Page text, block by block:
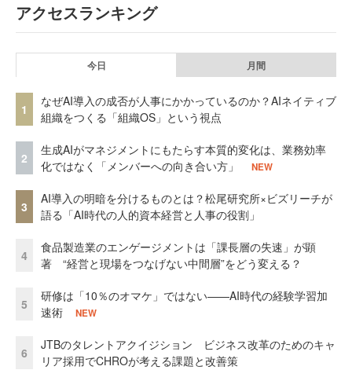
アクセスランキング
今日 月間
1
なぜAI導入の成否が人事にかかっているのか？AIネイティブ
組織をつくる「組織OS」という視点
2
生成AIがマネジメントにもたらす本質的変化は、業務効率
化ではなく「メンバーへの向き合い方」
NEW
3
AI導入の明暗を分けるものとは？松尾研究所×ビズリーチが
語る「AI時代の人的資本経営と人事の役割」
4
食品製造業のエンゲージメントは「課長層の失速」が顕
著 “経営と現場をつなげない中間層”をどう変える？
5
研修は「10％のオマケ」ではない——AI時代の経験学習加
速術
NEW
6
JTBのタレントアクイジション ビジネス改革のためのキャ
リア採用でCHROが考える課題と改善策